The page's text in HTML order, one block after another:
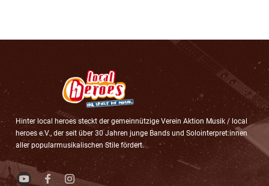
Hinter local heroes steckt der gemeinnützige Verein Aktion Musik / local
heroes e.V., der seit über 30 Jahren junge Bands und Solointerpret:innen
aller popularmusikalischen Stile fördert.